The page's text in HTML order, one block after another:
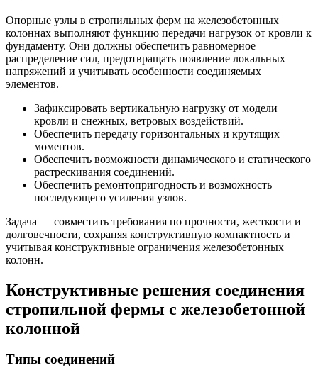
Опорные узлы в стропильных ферм на железобетонных
колоннах выполняют функцию передачи нагрузок от кровли к
фундаменту. Они должны обеспечить равномерное
распределение сил, предотвращать появление локальных
напряжений и учитывать особенности соединяемых
элементов.
Зафиксировать вертикальную нагрузку от модели
кровли и снежных, ветровых воздействий.
Обеспечить передачу горизонтальных и крутящих
моментов.
Обеспечить возможности динамического и статического
растрескивания соединений.
Обеспечить ремонтопригодность и возможность
последующего усиления узлов.
Задача — совместить требования по прочности, жесткости и
долговечности, сохраняя конструктивную компактность и
учитывая конструктивные ограничения железобетонных
колонн.
Конструктивные решения соединения
стропильной фермы с железобетонной
колонной
Типы соединений